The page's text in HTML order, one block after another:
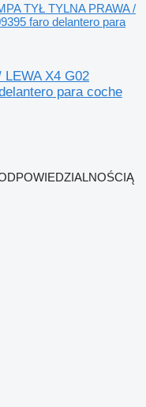
TYŁ TYLNA PRAWA /
faro delantero para
LEWA X4 G02
para coche